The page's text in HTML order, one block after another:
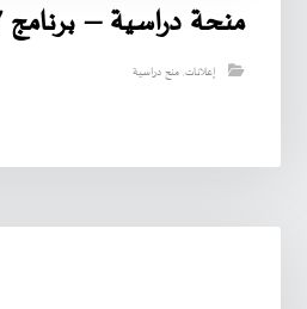
منحة دراسية – برنامج DAAD 2027
إعلانات,منح دراسية